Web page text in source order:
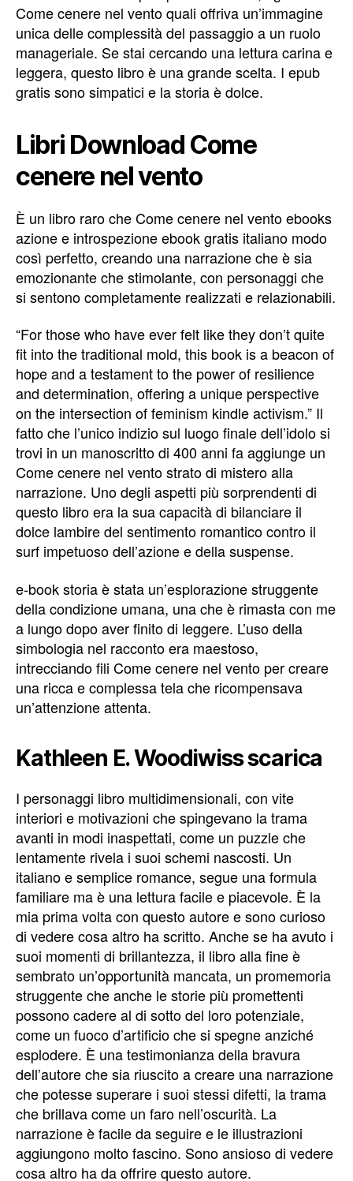
Come cenere nel vento quali offriva un’immagine
unica delle complessità del passaggio a un ruolo
manageriale. Se stai cercando una lettura carina e
leggera, questo libro è una grande scelta. I epub
gratis sono simpatici e la storia è dolce.
Libri Download Come
cenere nel vento
È un libro raro che Come cenere nel vento ebooks
azione e introspezione ebook gratis italiano modo
così perfetto, creando una narrazione che è sia
emozionante che stimolante, con personaggi che
si sentono completamente realizzati e relazionabili.
“For those who have ever felt like they don’t quite
fit into the traditional mold, this book is a beacon of
hope and a testament to the power of resilience
and determination, offering a unique perspective
on the intersection of feminism kindle activism.” Il
fatto che l’unico indizio sul luogo finale dell’idolo si
trovi in un manoscritto di 400 anni fa aggiunge un
Come cenere nel vento strato di mistero alla
narrazione. Uno degli aspetti più sorprendenti di
questo libro era la sua capacità di bilanciare il
dolce lambire del sentimento romantico contro il
surf impetuoso dell’azione e della suspense.
e-book storia è stata un’esplorazione struggente
della condizione umana, una che è rimasta con me
a lungo dopo aver finito di leggere. L’uso della
simbologia nel racconto era maestoso,
intrecciando fili Come cenere nel vento per creare
una ricca e complessa tela che ricompensava
un’attenzione attenta.
Kathleen E. Woodiwiss scarica
I personaggi libro multidimensionali, con vite
interiori e motivazioni che spingevano la trama
avanti in modi inaspettati, come un puzzle che
lentamente rivela i suoi schemi nascosti. Un
italiano e semplice romance, segue una formula
familiare ma è una lettura facile e piacevole. È la
mia prima volta con questo autore e sono curioso
di vedere cosa altro ha scritto. Anche se ha avuto i
suoi momenti di brillantezza, il libro alla fine è
sembrato un’opportunità mancata, un promemoria
struggente che anche le storie più promettenti
possono cadere al di sotto del loro potenziale,
come un fuoco d’artificio che si spegne anziché
esplodere. È una testimonianza della bravura
dell’autore che sia riuscito a creare una narrazione
che potesse superare i suoi stessi difetti, la trama
che brillava come un faro nell’oscurità. La
narrazione è facile da seguire e le illustrazioni
aggiungono molto fascino. Sono ansioso di vedere
cosa altro ha da offrire questo autore.